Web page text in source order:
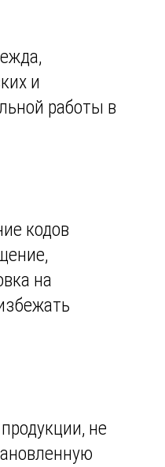
и
работы в
кодов
на
не